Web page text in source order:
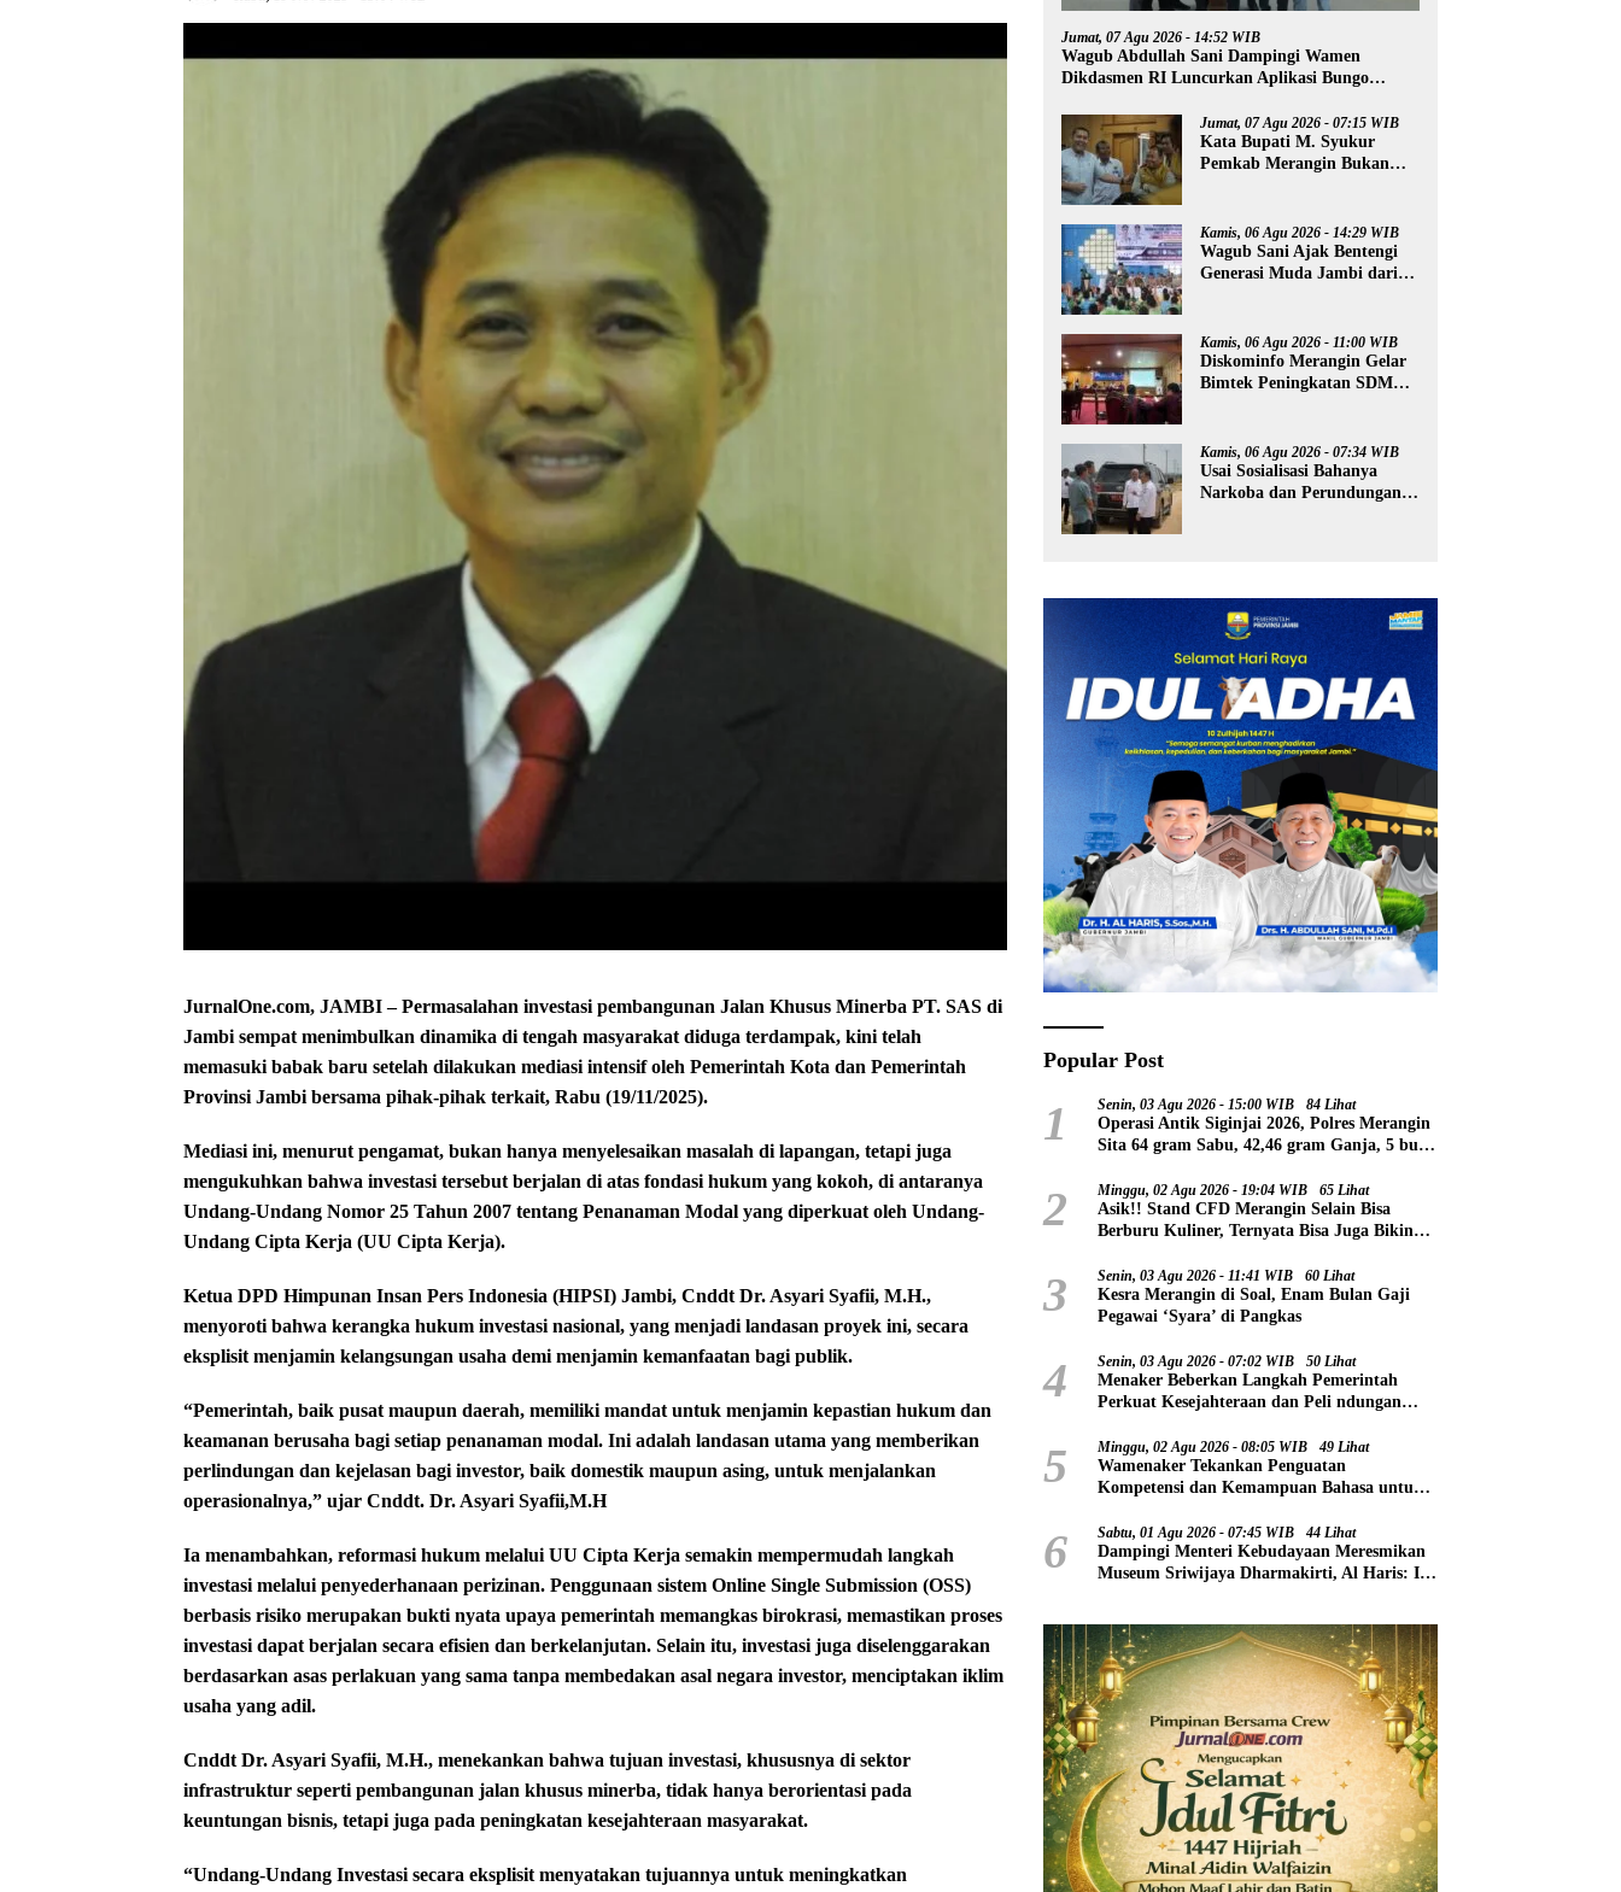
JurnalOne.com, JAMBI – Permasalahan investasi pembangunan Jalan Khusus Minerba PT. SAS di
Jambi sempat menimbulkan dinamika di tengah masyarakat diduga terdampak, kini telah
memasuki babak baru setelah dilakukan mediasi intensif oleh Pemerintah Kota dan Pemerintah
Provinsi Jambi bersama pihak-pihak terkait, Rabu (19/11/2025).
Mediasi ini, menurut pengamat, bukan hanya menyelesaikan masalah di lapangan, tetapi juga
mengukuhkan bahwa investasi tersebut berjalan di atas fondasi hukum yang kokoh, di antaranya
Undang-Undang Nomor 25 Tahun 2007 tentang Penanaman Modal yang diperkuat oleh Undang-
Undang Cipta Kerja (UU Cipta Kerja).
Ketua DPD Himpunan Insan Pers Indonesia (HIPSI) Jambi, Cnddt Dr. Asyari Syafii, M.H.,
menyoroti bahwa kerangka hukum investasi nasional, yang menjadi landasan proyek ini, secara
eksplisit menjamin kelangsungan usaha demi menjamin kemanfaatan bagi publik.
“Pemerintah, baik pusat maupun daerah, memiliki mandat untuk menjamin kepastian hukum dan
keamanan berusaha bagi setiap penanaman modal. Ini adalah landasan utama yang memberikan
perlindungan dan kejelasan bagi investor, baik domestik maupun asing, untuk menjalankan
operasionalnya,” ujar Cnddt. Dr. Asyari Syafii,M.H
Ia menambahkan, reformasi hukum melalui UU Cipta Kerja semakin mempermudah langkah
investasi melalui penyederhanaan perizinan. Penggunaan sistem Online Single Submission (OSS)
berbasis risiko merupakan bukti nyata upaya pemerintah memangkas birokrasi, memastikan proses
investasi dapat berjalan secara efisien dan berkelanjutan. Selain itu, investasi juga diselenggarakan
berdasarkan asas perlakuan yang sama tanpa membedakan asal negara investor, menciptakan iklim
usaha yang adil.
Cnddt Dr. Asyari Syafii, M.H., menekankan bahwa tujuan investasi, khususnya di sektor
infrastruktur seperti pembangunan jalan khusus minerba, tidak hanya berorientasi pada
keuntungan bisnis, tetapi juga pada peningkatan kesejahteraan masyarakat.
“Undang-Undang Investasi secara eksplisit menyatakan tujuannya untuk meningkatkan
Jumat, 07 Agu 2026 - 14:52 WIB
Wagub Abdullah Sani Dampingi Wamen
Dikdasmen RI Luncurkan Aplikasi Bungo
Jumat, 07 Agu 2026 - 07:15 WIB
Kata Bupati M. Syukur
Pemkab Merangin Bukan
Kamis, 06 Agu 2026 - 14:29 WIB
Wagub Sani Ajak Bentengi
Generasi Muda Jambi dari
Kamis, 06 Agu 2026 - 11:00 WIB
Diskominfo Merangin Gelar
Bimtek Peningkatan SDM
Kamis, 06 Agu 2026 - 07:34 WIB
Usai Sosialisasi Bahanya
Narkoba dan Perundungan,
Popular Post
1 Senin, 03 Agu 2026 - 15:00 WIB 84 Lihat
Operasi Antik Siginjai 2026, Polres Merangin
Sita 64 gram Sabu, 42,46 gram Ganja, 5 butir
2 Minggu, 02 Agu 2026 - 19:04 WIB 65 Lihat
Asik!! Stand CFD Merangin Selain Bisa
Berburu Kuliner, Ternyata Bisa Juga Bikin
3 Senin, 03 Agu 2026 - 11:41 WIB 60 Lihat
Kesra Merangin di Soal, Enam Bulan Gaji
Pegawai ‘Syara’ di Pangkas
4 Senin, 03 Agu 2026 - 07:02 WIB 50 Lihat
Menaker Beberkan Langkah Pemerintah
Perkuat Kesejahteraan dan Peli ndungan
5 Minggu, 02 Agu 2026 - 08:05 WIB 49 Lihat
Wamenaker Tekankan Penguatan
Kompetensi dan Kemampuan Bahasa untuk
6 Sabtu, 01 Agu 2026 - 07:45 WIB 44 Lihat
Dampingi Menteri Kebudayaan Meresmikan
Museum Sriwijaya Dharmakirti, Al Haris: Ini